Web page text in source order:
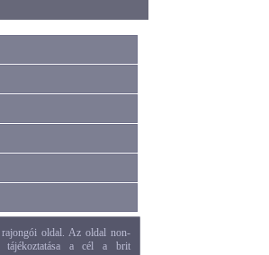
oldal. Az oldal non-
tájékoztatása a cél a brit